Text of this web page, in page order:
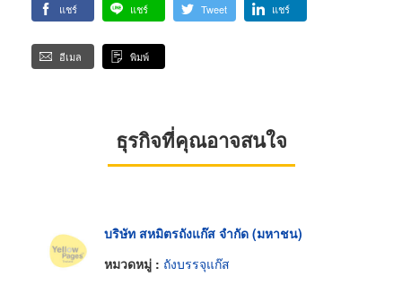
แชร์ แชร์ Tweet แชร์
อีเมล พิมพ์
ธุรกิจที่คุณอาจสนใจ
บริษัท สหมิตรถังแก๊ส จำกัด (มหาชน)
หมวดหมู่ : ถังบรรจุแก๊ส